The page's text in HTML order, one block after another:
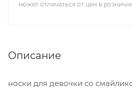
может отличаться от цен в
Описание
носки для девочки со